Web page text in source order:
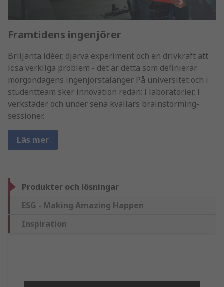
Framtidens ingenjörer
Briljanta idéer, djärva experiment och en drivkraft att
lösa verkliga problem - det är detta som definierar
morgondagens ingenjörstalanger. På universitet och i
studentteam sker innovation redan: i laboratorier, i
verkstäder och under sena kvällars brainstorming-
sessioner.
Läs mer
Produkter och lösningar
ESG - Making Amazing Happen
Inspiration